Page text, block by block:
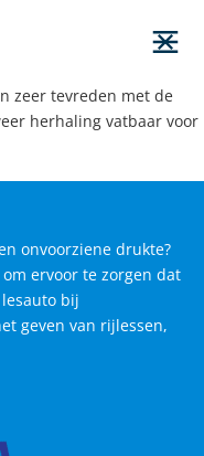
zeer tevreden met de
herhaling vatbaar voor
onvoorziene drukte?
ervoor te zorgen dat
bij
geven van rijlessen,